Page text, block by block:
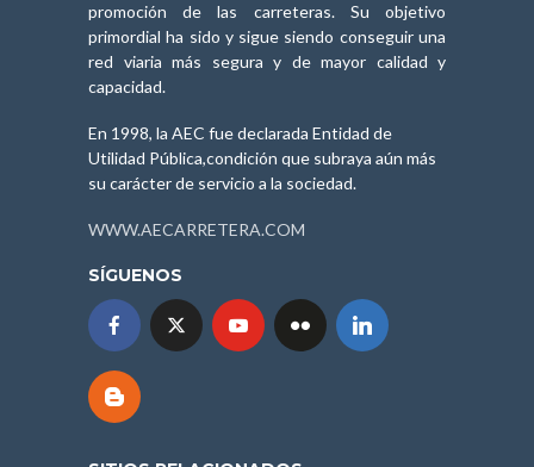
promoción de las carreteras. Su objetivo
primordial ha sido y sigue siendo conseguir una
red viaria más segura y de mayor calidad y
capacidad.
En 1998, la AEC fue declarada Entidad de
Utilidad Pública,condición que subraya aún más
su carácter de servicio a la sociedad.
WWW.AECARRETERA.COM
SÍGUENOS